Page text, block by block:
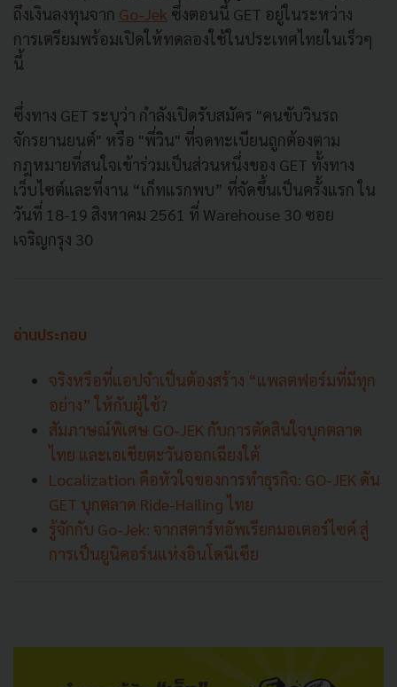
ถึงเงินลงทุนจาก Go-Jek ซึ่งตอนนี้ GET อยู่ในระหว่าง
การเตรียมพร้อมเปิดให้ทดลองใช้ในประเทศไทยในเร็วๆ
นี้
ซึ่งทาง GET ระบุว่า กำลังเปิดรับสมัคร "คนขับวินรถ
จักรยานยนต์" หรือ "พี่วิน" ที่จดทะเบียนถูกต้องตาม
กฎหมายที่สนใจเข้าร่วมเป็นส่วนหนึ่งของ GET ทั้งทาง
เว็บไซต์และที่งาน “เก็ทแรกพบ” ที่จัดขึ้นเป็นครั้งแรก ใน
วันที่ 18-19 สิงหาคม 2561 ที่ Warehouse 30 ซอย
เจริญกรุง 30
อ่านประกอบ
จริงหรือที่แอปจำเป็นต้องสร้าง “แพลตฟอร์มที่มีทุก
อย่าง” ให้กับผู้ใช้?
สัมภาษณ์พิเศษ GO-JEK กับการตัดสินใจบุกตลาด
ไทย และเอเชียตะวันออกเฉียงใต้
Localization คือหัวใจของการทำธุรกิจ: GO-JEK ดัน
GET บุกตลาด Ride-Hailing ไทย
รู้จักกับ Go-Jek: จากสตาร์ทอัพเรียกมอเตอร์ไซค์ สู่
การเป็นยูนิคอร์นแห่งอินโดนีเซีย